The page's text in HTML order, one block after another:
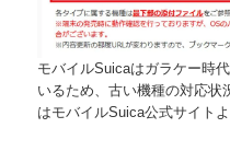
モバイルSuicaはガラケー時
いるため、古い機種の対応状
はモバイルSuica公式サイトよ